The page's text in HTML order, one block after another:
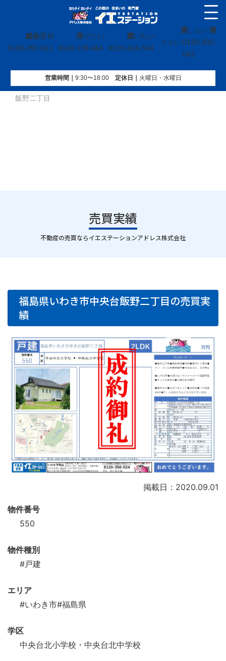
総合受付
0120-297-011
売りたい
0120-139-664
買いたい
0120-424-544
貸し たい 借
り たい 0120-302-
563
営業時間｜ 9:30〜18:00定休⽇｜ 火曜⽇・水曜⽇
イエステーション»売買実績»戸建»福島県いわき市中央台
飯野二丁目
売買実績
｜
不動産の売買ならイエステーションアドレス株式会社
福島県いわき市中央台飯野二丁目の売買実
績
掲載日：2020.09.01
物件番号
550
物件種別
#戸建
エリア
#いわき市#福島県
学区
中央台北小学校・中央台北中学校